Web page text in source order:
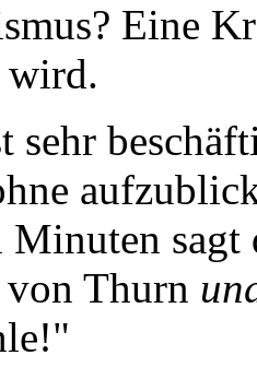
Eine
wird.
sehr
Minuten
Thurn